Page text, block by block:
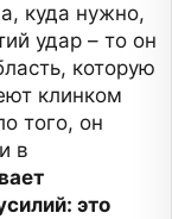
куда нужно,
удар – то он
которую
клинком
того, он
в
это